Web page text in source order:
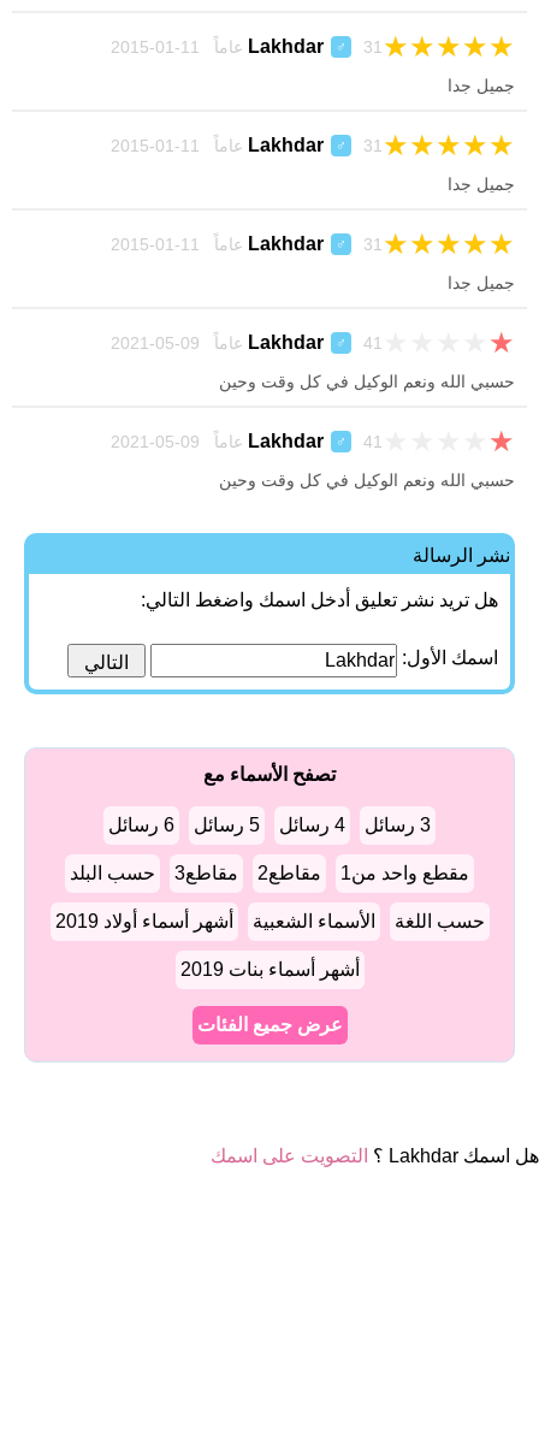
Lakhdar ♂ 31 عاماً 11-01-2015 ★
★
★
★
★
جميل جدا
Lakhdar ♂ 31 عاماً 11-01-2015 ★
★
★
★
★
جميل جدا
Lakhdar ♂ 31 عاماً 11-01-2015 ★
★
★
★
★
جميل جدا
Lakhdar ♂ 41 عاماً 09-05-2021 ★
حسبي الله ونعم الوكيل في كل وقت وحين
Lakhdar ♂ 41 عاماً 09-05-2021 ★
حسبي الله ونعم الوكيل في كل وقت وحين
نشر الرسالة
هل تريد نشر تعليق أدخل اسمك واضغط التالي:
اسمك الأول:
تصفح الأسماء مع
3 رسائل 4 رسائل 5 رسائل 6 رسائل
مقطع واحد من1 مقاطع2 مقاطع3 حسب البلد
حسب اللغة الأسماء الشعبية أشهر أسماء أولاد 2019
أشهر أسماء بنات 2019
عرض جميع الفئات
هل اسمك Lakhdar ؟ التصويت على اسمك